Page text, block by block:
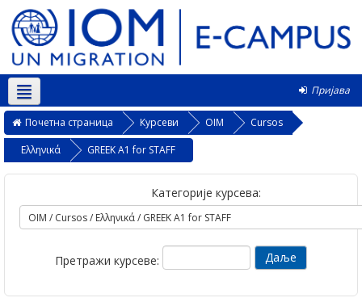
Пријава
Српски ‎(sr_cr)‎
Почетна страница Курсеви OIM
Cursos
Ελληνικά
GREEK A1 for STAFF
Категорије курсева:
Претражи курсеве: